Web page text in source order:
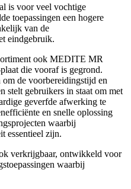
is voor veel vochtige
toepassingen een hogere
van de
eindgebruik.
ook MEDITE MR
die vooraf is gegrond.
de voorbereidingstijd en
stelt gebruikers in staat om met
geverfde afwerking te
en snelle oplossing
waarbij
essentieel zijn.
verkrijgbaar, ontwikkeld voor
waarbij